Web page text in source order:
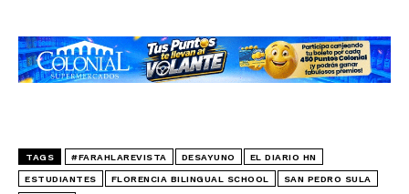
TAGS #FARAHLAREVISTA DESAYUNO EL DIARIO HN
ESTUDIANTES FLORENCIA BILINGUAL SCHOOL SAN PEDRO SULA